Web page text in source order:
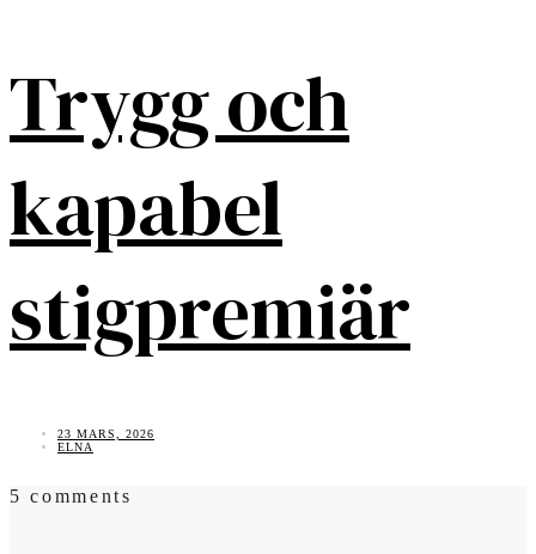
Trygg och
kapabel
stigpremiär
23 MARS, 2026
ELNA
5 comments